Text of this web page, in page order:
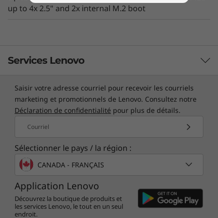
Enterprise enabled, ROBO ready
tower server that features powerful Intel®
Xeon®processor Scalable family CPUs. It
provides the performance and reliability you
expect from the data center, but optimized for
office environments, with physical security and
up to 4x 2.5" and 2x internal M.2 boot
Services Lenovo
Services TruScale
Exploitez la surveillance en temps réel, la réponse aux
incidents 24x7 et la résolution des problèmes, le tout
via un point de contact unique. Les contrôles de santé
trimestriels assurent une optimisation continue et
l'innovation commerciale. Lenovo offre une
surveillance active à distance du matériel dans le
centre de données du client, permettant des
performances et une productivité continues.
En savoir plus
Saisir votre adresse courriel pour recevoir les courriels
marketing et promotionnels de Lenovo. Consultez notre
Déclaration de confidentialité pour plus de détails.
Courriel
Sélectionner le pays / la région :
CANADA - FRANÇAIS
Application Lenovo
Découvrez la boutique de produits et
les services Lenovo, le tout en un seul
endroit.